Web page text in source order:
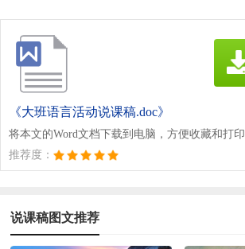
《大班语言活动说课稿.doc》
将本文的Word文档下载到电脑，方便收藏和打印
推荐度：
说课稿图文推荐